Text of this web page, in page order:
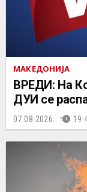
МАКЕДОНИЈА
ВРЕДИ: На
ДУИ се
07.08.2026.